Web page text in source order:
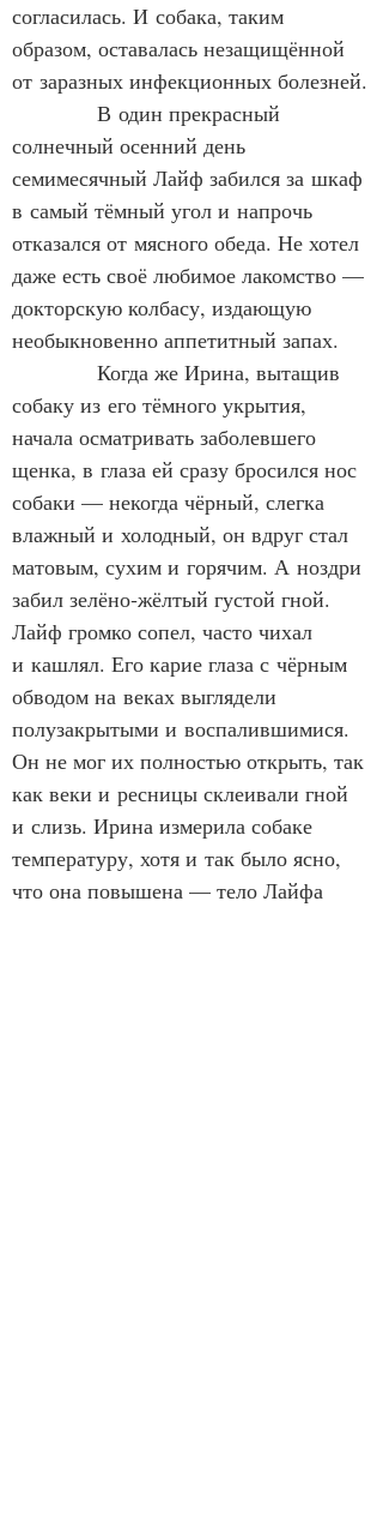
согласилась. И собака, таким
образом, оставалась незащищённой
от заразных инфекционных болезней.
В один прекрасный
солнечный осенний день
семимесячный Лайф забился за шкаф
в самый тёмный угол и напрочь
отказался от мясного обеда. Не хотел
даже есть своё любимое лакомство —
докторскую колбасу, издающую
необыкновенно аппетитный запах.
Когда же Ирина, вытащив
собаку из его тёмного укрытия,
начала осматривать заболевшего
щенка, в глаза ей сразу бросился нос
собаки — некогда чёрный, слегка
влажный и холодный, он вдруг стал
матовым, сухим и горячим. А ноздри
забил зелёно‑жёлтый густой гной.
Лайф громко сопел, часто чихал
и кашлял. Его карие глаза с чёрным
обводом на веках выглядели
полузакрытыми и воспалившимися.
Он не мог их полностью открыть, так
как веки и ресницы склеивали гной
и слизь. Ирина измерила собаке
температуру, хотя и так было ясно,
что она повышена — тело Лайфа